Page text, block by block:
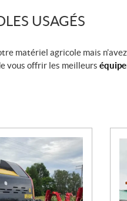
USAGÉS
matériel agricole mais
vous offrir les meilleurs